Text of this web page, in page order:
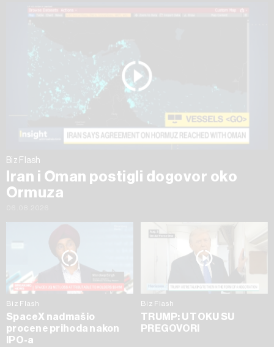
Biz Flash
Iran i Oman postigli dogovor oko
Ormuza
Biz Flash
SpaceX nadmašio
procene prihoda nakon
IPO-a
Biz Flash
TRUMP: U TOKU SU
PREGOVORI